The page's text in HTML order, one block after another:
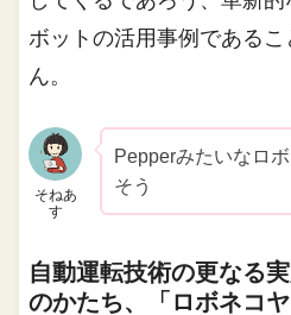
ボットの活用事例である
ん。
そねあ
す
Pepperみたいなロ
そう
自動運転技術の更なる
のかたち、「ロボネコヤ